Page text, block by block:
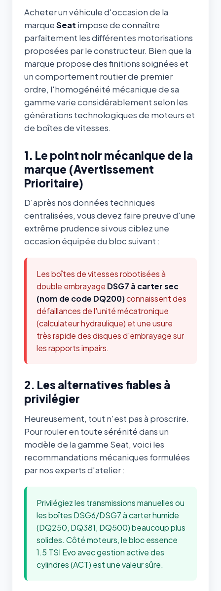
Acheter un véhicule d'occasion de la
marqueSeat impose de connaître
parfaitement les différentes motorisations
proposées par le constructeur. Bien que la
marque propose des finitions soignées et
un comportement routier de premier
ordre, l'homogénéité mécanique de sa
gamme varie considérablement selon les
générations technologiques de moteurs et
de boîtes de vitesses.
1. Le point noir mécanique de la
marque (Avertissement
Prioritaire)
D'après nos données techniques
centralisées, vous devez faire preuve d'une
extrême prudence si vous ciblez une
occasion équipée du bloc suivant :
Les boîtes de vitesses robotisées à
double embrayage DSG7 à carter sec
(nom de code DQ200)connaissent des
défaillances de l'unité mécatronique
(calculateur hydraulique) et une usure
très rapide des disques d'embrayage sur
les rapports impairs.
2. Les alternatives fiables à
privilégier
Heureusement, tout n'est pas à proscrire.
Pour rouler en toute sérénité dans un
modèle de la gamme Seat, voici les
recommandations mécaniques formulées
par nos experts d'atelier :
Privilégiez les transmissions manuelles ou
les boîtes DSG6/DSG7 à carter humide
(DQ250, DQ381, DQ500) beaucoup plus
solides. Côté moteurs, le bloc essence
1.5 TSI Evo avec gestion active des
cylindres (ACT) est une valeur sûre.